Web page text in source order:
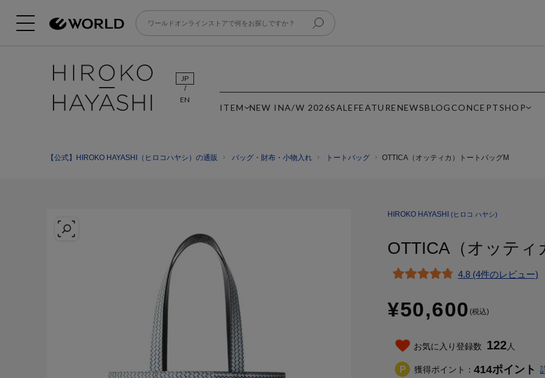
JP
EN
ITEM NEW INA/W 2026SALEFEATURENEWSBLOG CONCEPTSHOP
【公式】HIROKO HAYASHI（ヒロコハヤシ）の通販 バッグ・財布・小物入れ トートバッグ OTTICA（オッティカ）トートバッグM
HIROKO HAYASHI (ヒロコ ハヤシ)
OTTICA（オッテ
4.8 (4件のレビュー)
¥50,600 (税込)
お気に入り登録数 122人
獲得ポイント： 414ポイント